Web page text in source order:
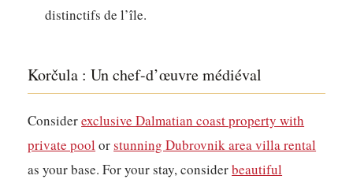
distinctifs de l’île.
Korčula : Un chef-d’œuvre médiéval
Considerexclusive Dalmatian coast property with
private pool orstunning Dubrovnik area villa rental
as your base. For your stay, considerbeautiful